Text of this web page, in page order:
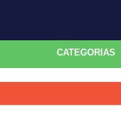
CATEGORIAS